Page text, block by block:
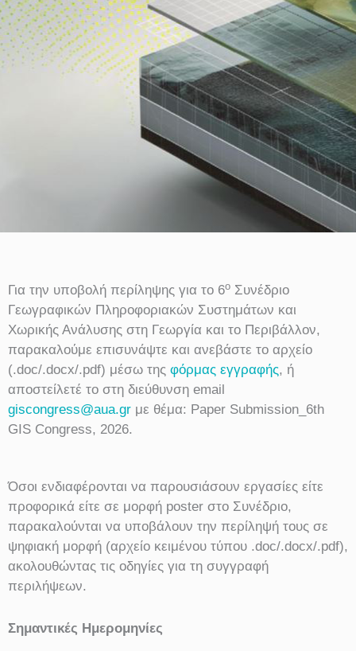
Για την υποβολή περίληψης για το 6ο Συνέδριο
Γεωγραφικών Πληροφοριακών Συστημάτων και
Χωρικής Ανάλυσης στη Γεωργία και το Περιβάλλον,
παρακαλούμε επισυνάψτε και ανεβάστε το αρχείο
(.doc/.docx/.pdf) μέσω της φόρμας εγγραφής, ή
αποστείλετέ το στη διεύθυνση email
giscongress@aua.gr με θέμα: Paper Submission_6th
GIS Congress, 2026.
Όσοι ενδιαφέρονται να παρουσιάσουν εργασίες είτε
προφορικά είτε σε μορφή poster στο Συνέδριο,
παρακαλούνται να υποβάλουν την περίληψή τους σε
ψηφιακή μορφή (αρχείο κειμένου τύπου .doc/.docx/.pdf),
ακολουθώντας τις οδηγίες για τη συγγραφή
περιλήψεων.
Σημαντικές Ημερομηνίες